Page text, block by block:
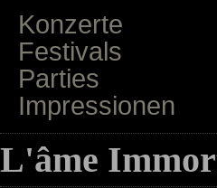
Konzerte
Festivals
Parties
Impressionen
L'âme